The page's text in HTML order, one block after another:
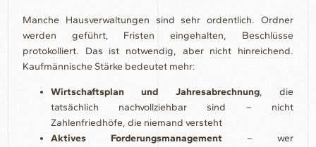
Manche Hausverwaltungen sind sehr ordentlich. Ordner
werden geführt, Fristen eingehalten, Beschlüsse
protokolliert. Das ist notwendig, aber nicht hinreichend.
Kaufmännische Stärke bedeutet mehr:
Wirtschaftsplan und Jahresabrechnung, die
tatsächlich nachvollziehbar sind – nicht
Zahlenfriedhöfe, die niemand versteht
Aktives Forderungsmanagement – wer